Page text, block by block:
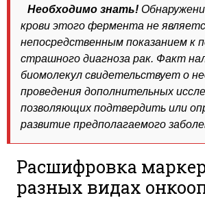
Необходимо знать!
крови этого фермента не
непосредственным показанием к
страшного диагноза рак. Факт
биомолекул свидетельствует о
проведения дополнительных
позволяющих подтвердить или
развитие предполагаемого
Расшифровка
разных видах